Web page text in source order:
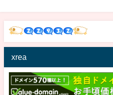
xrea